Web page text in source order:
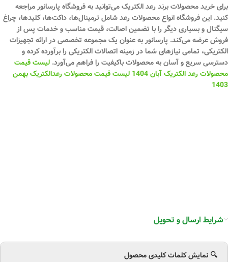
برای خرید محصولات برند رعد الکتریک می‌توانید به فروشگاه پارسانور مراجعه
کنید. این فروشگاه انواع محصولات رعد شامل ترمینال‌ها، داکت‌ها، کلیدها، چراغ
سیگنال و بسیاری دیگر را با تضمین اصالت، قیمت مناسب و خدمات پس از
فروش عرضه می‌کند. پارسانور به عنوان یک مجموعه تخصصی در ارائه تجهیزات
الکتریکی، تمامی نیازهای شما در زمینه اتصالات الکتریکی را برآورده کرده و
دسترسی سریع و آسان به محصولات باکیفیت را فراهم می‌آورد. لیست قیمت
محصولات رعد الکتریک آبان 1404
لیست قیمت محصولات رعدالکتریک بهمن
1403
شرایط ارسال و تحویل
🔍 نمایش کلمات کلیدی محصول